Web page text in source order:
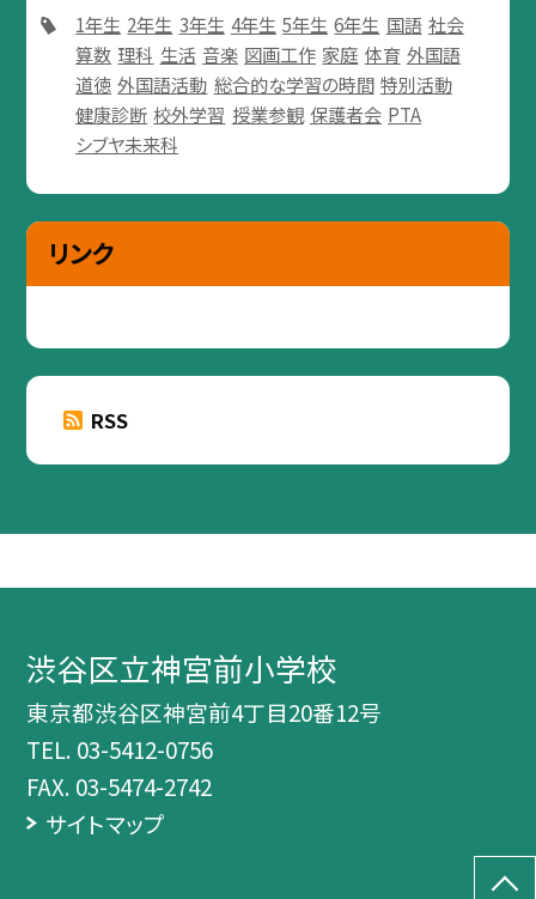
1年生 2年生 3年生 4年生 5年生 6年生 国語 社会
算数 理科 生活 音楽 図画工作 家庭 体育 外国語
道徳 外国語活動 総合的な学習の時間 特別活動
健康診断 校外学習 授業参観 保護者会 PTA
シブヤ未来科
リンク
RSS
渋谷区立神宮前小学校
東京都渋谷区神宮前4丁目20番12号
TEL. 03-5412-0756
FAX. 03-5474-2742
サイトマップ